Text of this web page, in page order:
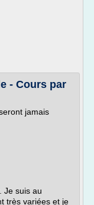
- Cours par
jamais
Je suis au
très variées et je